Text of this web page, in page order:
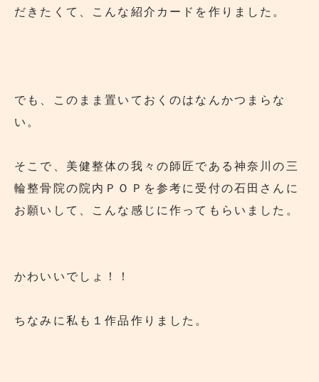
だきたくて、こんな紹介カードを作りました。
でも、このまま置いておくのはなんかつまらな
い。
そこで、美健整体の我々の師匠である神奈川の三
輪整骨院の院内ＰＯＰを参考に受付の石田さんに
お願いして、こんな感じに作ってもらいました。
かわいいでしょ！！
ちなみに私も１作品作りました。